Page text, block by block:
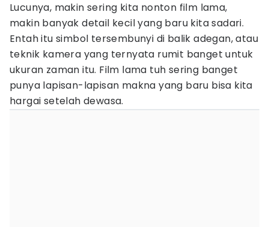
Lucunya, makin sering kita nonton film lama,
makin banyak detail kecil yang baru kita sadari.
Entah itu simbol tersembunyi di balik adegan, atau
teknik kamera yang ternyata rumit banget untuk
ukuran zaman itu. Film lama tuh sering banget
punya lapisan-lapisan makna yang baru bisa kita
hargai setelah dewasa.